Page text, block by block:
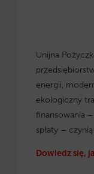
Unijna
energii,
ekologiczny
finansowania
spłaty –
Dowiedz się,